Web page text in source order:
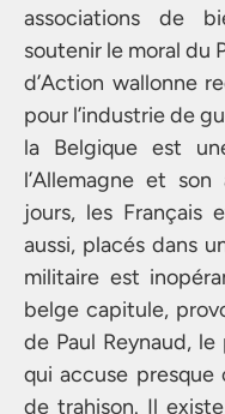
associations de
soutenir le moral du
d’Action wallonne
pour l’industrie de
la Belgique est
l’Allemagne et
jours, les Français
aussi, placés dans
militaire est
belge capitule,
de Paul Reynaud,
qui accuse
de trahison. Il